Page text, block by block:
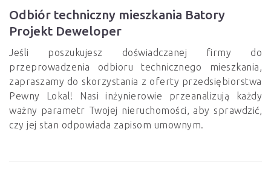
Odbiór techniczny mieszkania Batory
Projekt Deweloper
Jeśli poszukujesz doświadczanej firmy do
przeprowadzenia odbioru technicznego mieszkania,
zapraszamy do skorzystania z oferty przedsiębiorstwa
Pewny Lokal! Nasi inżynierowie przeanalizują każdy
ważny parametr Twojej nieruchomości, aby sprawdzić,
czy jej stan odpowiada zapisom umownym.